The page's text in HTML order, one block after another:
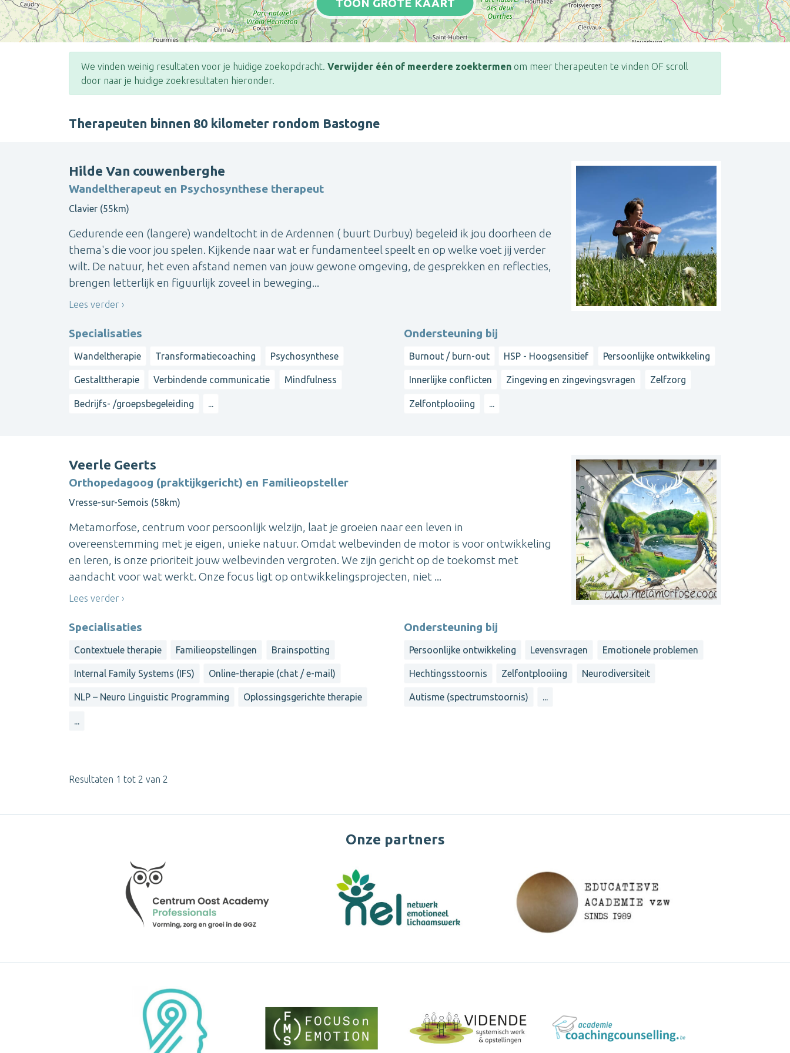
TOON GROTE KAART
We vinden weinig resultaten voor je huidige zoekopdracht. Verwijder één of meerdere zoektermen om meer therapeuten te vinden OF scroll
door naar je huidige zoekresultaten hieronder.
Therapeuten binnen 80 kilometer rondom Bastogne
Hilde Van couwenberghe
Wandeltherapeut en Psychosynthese therapeut
Clavier (55km)
Gedurende een (langere) wandeltocht in de Ardennen ( buurt Durbuy) begeleid ik jou doorheen de
thema's die voor jou spelen. Kijkende naar wat er fundamenteel speelt en op welke voet jij verder
wilt. De natuur, het even afstand nemen van jouw gewone omgeving, de gesprekken en reflecties,
brengen letterlijk en figuurlijk zoveel in beweging...
Lees verder
Specialisaties
Wandeltherapie Transformatiecoaching Psychosynthese
Gestalttherapie Verbindende communicatie Mindfulness
Bedrijfs- /groepsbegeleiding
Ondersteuning bij
Burnout / burn-out HSP - Hoogsensitief Persoonlijke ontwikkeling
Innerlijke conflicten Zingeving en zingevingsvragen Zelfzorg
Zelfontplooiing
Veerle Geerts
Orthopedagoog (praktijkgericht) en Familieopsteller
Vresse-sur-Semois (58km)
Metamorfose, centrum voor persoonlijk welzijn, laat je groeien naar een leven in
overeenstemming met je eigen, unieke natuur. Omdat welbevinden de motor is voor ontwikkeling
en leren, is onze prioriteit jouw welbevinden vergroten. We zijn gericht op de toekomst met
aandacht voor wat werkt. Onze focus ligt op ontwikkelingsprojecten, niet ...
Lees verder
Specialisaties
Contextuele therapie Familieopstellingen Brainspotting
Internal Family Systems (IFS) Online-therapie (chat / e-mail)
NLP – Neuro Linguistic Programming Oplossingsgerichte therapie
...
Ondersteuning bij
Persoonlijke ontwikkeling Levensvragen Emotionele problemen
Hechtingsstoornis Zelfontplooiing Neurodiversiteit
Autisme (spectrumstoornis) ...
Resultaten 1 tot 2 van 2
Onze partners